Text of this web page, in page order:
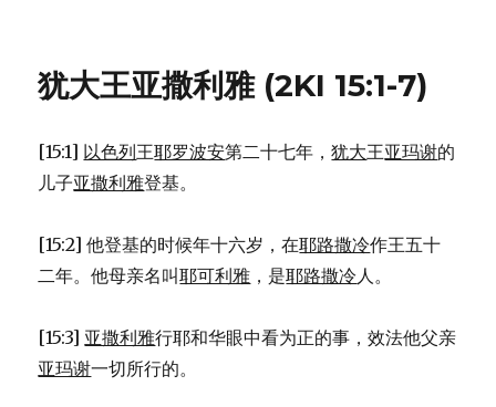
亚
去
世
22)
犹大王亚撒利雅 (2KI 15:1-7)
[15:1] 以色列王耶罗波安第二十七年，犹大王亚玛谢的
儿子亚撒利雅登基。
[15:2] 他登基的时候年十六岁，在耶路撒冷作王五十
二年。他母亲名叫耶可利雅 ，是耶路撒冷人。
[15:3] 亚撒利雅行耶和华眼中看为正的事，效法他父亲
亚玛谢一切所行的。